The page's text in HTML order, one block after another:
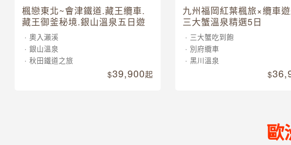
楓戀東北~會津鐵道.藏王纜車.
藏王御釜秘境.銀山溫泉五日遊
奧入瀨溪
銀山溫泉
秋田鐵道之旅
39,900起
九州福岡紅葉楓旅×纜車
三大蟹溫泉精選5日
三大蟹吃到飽
別府纜車
黑川溫泉
歐